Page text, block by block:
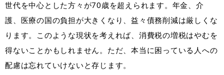
世代を中心とした方々が70歳を超えられます。年金、介
護、医療の国の負担が大きくなり、益々債務削減は厳しくな
ります。このような現状を考えれば、消費税の増税はやむを
得ないことかもしれません。ただ、本当に困っている人への
配慮は忘れていけないと存じます。